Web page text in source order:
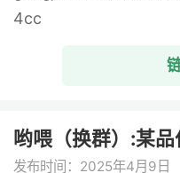
4cc
哟喂（换群）:某
发布时间：2025年4月9日